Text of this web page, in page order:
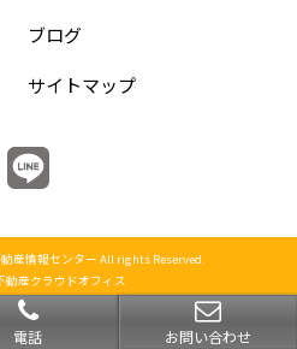
電話 お問い合わせ
ブログ
サイトマップ
産情報センター All rights Reserved.
動産クラウドオフィス